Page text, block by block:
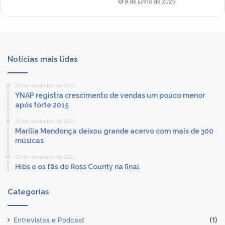
l
9 de junho de 2026
Notícias mais lidas
20 de novembro de 2021
YNAP registra crescimento de vendas um pouco menor
após forte 2015
20 de novembro de 2021
Marília Mendonça deixou grande acervo com mais de 300
músicas
20 de novembro de 2021
Hibs e os fãs do Ross County na final
Categorias
Entrevistas e Podcast
(1)